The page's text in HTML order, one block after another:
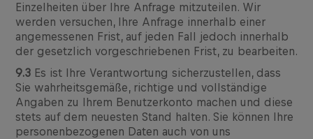
Einzelheiten über Ihre Anfrage mitzuteilen. Wir
werden versuchen, Ihre Anfrage innerhalb einer
angemessenen Frist, auf jeden Fall jedoch innerhalb
der gesetzlich vorgeschriebenen Frist, zu bearbeiten.
9.3 Es ist Ihre Verantwortung sicherzustellen, dass
Sie wahrheitsgemäße, richtige und vollständige
Angaben zu Ihrem Benutzerkonto machen und diese
stets auf dem neuesten Stand halten. Sie können Ihre
personenbezogenen Daten auch von uns